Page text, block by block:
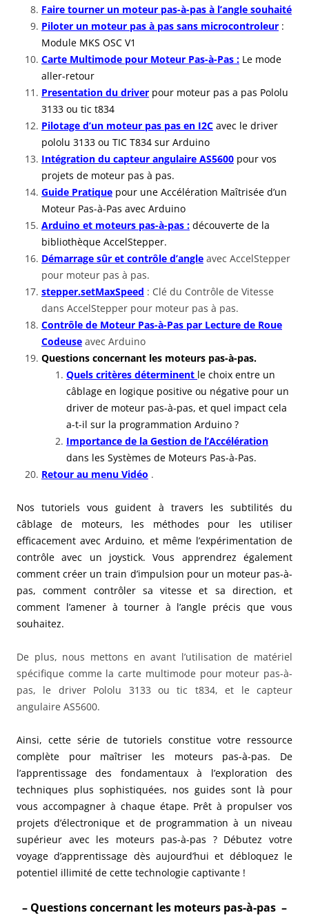
Faire tourner un moteur pas-à-pas à l’angle souhaité
Piloter un moteur pas à pas sans microcontroleur :
Module MKS OSC V1
Carte Multimode pour Moteur Pas-à-Pas : Le mode
aller-retour
Presentation du driver pour moteur pas a pas Pololu
3133 ou tic t834
Pilotage d’un moteur pas pas en I2C avec le driver
pololu 3133 ou TIC T834 sur Arduino
Intégration du capteur angulaire AS5600 pour vos
projets de moteur pas à pas.
Guide Pratique pour une Accélération Maîtrisée d’un
Moteur Pas-à-Pas avec Arduino
Arduino et moteurs pas-à-pas : découverte de la
bibliothèque AccelStepper.
Démarrage sûr et contrôle d’angle avec AccelStepper
pour moteur pas à pas.
stepper.setMaxSpeed : Clé du Contrôle de Vitesse
dans AccelStepper pour moteur pas à pas.
Contrôle de Moteur Pas-à-Pas par Lecture de Roue
Codeuse avec Arduino
Questions concernant les moteurs pas-à-pas.
Quels critères déterminent le choix entre un
câblage en logique positive ou négative pour un
driver de moteur pas-à-pas, et quel impact cela
a-t-il sur la programmation Arduino ?
Importance de la Gestion de l’Accélération
dans les Systèmes de Moteurs Pas-à-Pas.
Retour au menu Vidéo .
Nos tutoriels vous guident à travers les subtilités du
câblage de moteurs, les méthodes pour les utiliser
efficacement avec Arduino, et même l’expérimentation de
contrôle avec un joystick. Vous apprendrez également
comment créer un train d’impulsion pour un moteur pas-à-
pas, comment contrôler sa vitesse et sa direction, et
comment l’amener à tourner à l’angle précis que vous
souhaitez.
De plus, nous mettons en avant l’utilisation de matériel
spécifique comme la carte multimode pour moteur pas-à-
pas, le driver Pololu 3133 ou tic t834, et le capteur
angulaire AS5600.
Ainsi, cette série de tutoriels constitue votre ressource
complète pour maîtriser les moteurs pas-à-pas. De
l’apprentissage des fondamentaux à l’exploration des
techniques plus sophistiquées, nos guides sont là pour
vous accompagner à chaque étape. Prêt à propulser vos
projets d’électronique et de programmation à un niveau
supérieur avec les moteurs pas-à-pas ? Débutez votre
voyage d’apprentissage dès aujourd’hui et débloquez le
potentiel illimité de cette technologie captivante !
– Questions concernant les moteurs pas-à-pas –